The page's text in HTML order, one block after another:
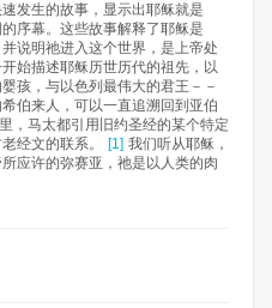
发生的故事，显示出耶稣就是
序幕。这些故事解释了耶稣是
说明祂进入这个世界，是上帝处
始描述耶稣历世历代的祖先，以
孩，与以色列最伟大的君王－－
伯来人，可以一直追溯回到亚伯
，马太都引用旧约圣经的某个特定
经文的联系。
[1] 我们听从耶稣，
应许的弥赛亚，祂是以人类的肉